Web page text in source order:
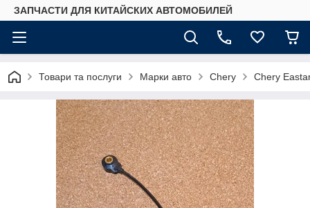
ЗАПЧАСТИ ДЛЯ КИТАЙСКИХ АВТОМОБИЛЕЙ
Товари та послуги Марки авто Chery Chery